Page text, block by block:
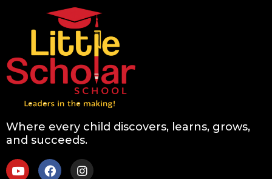
Where every child discovers, learns, grows,
and succeeds.